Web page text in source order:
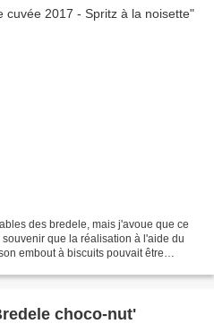
des bredele, mais j'avoue que ce
que la réalisation à l'aide du
embout à biscuits pouvait être
choco-nut'